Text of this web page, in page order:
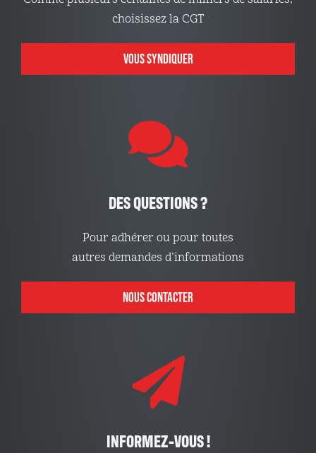
choisissez la CGT
VOUS SYNDIQUER
DES QUESTIONS ?
Pour adhérer ou pour toutes
autres demandes d’informations
NOUS CONTACTER
INFORMEZ-VOUS !